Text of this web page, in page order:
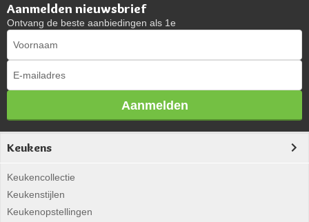
Aanmelden nieuwsbrief
Ontvang de beste aanbiedingen als 1e
Aanmelden
Keukens
Keukencollectie
Keukenstijlen
Keukenopstellingen